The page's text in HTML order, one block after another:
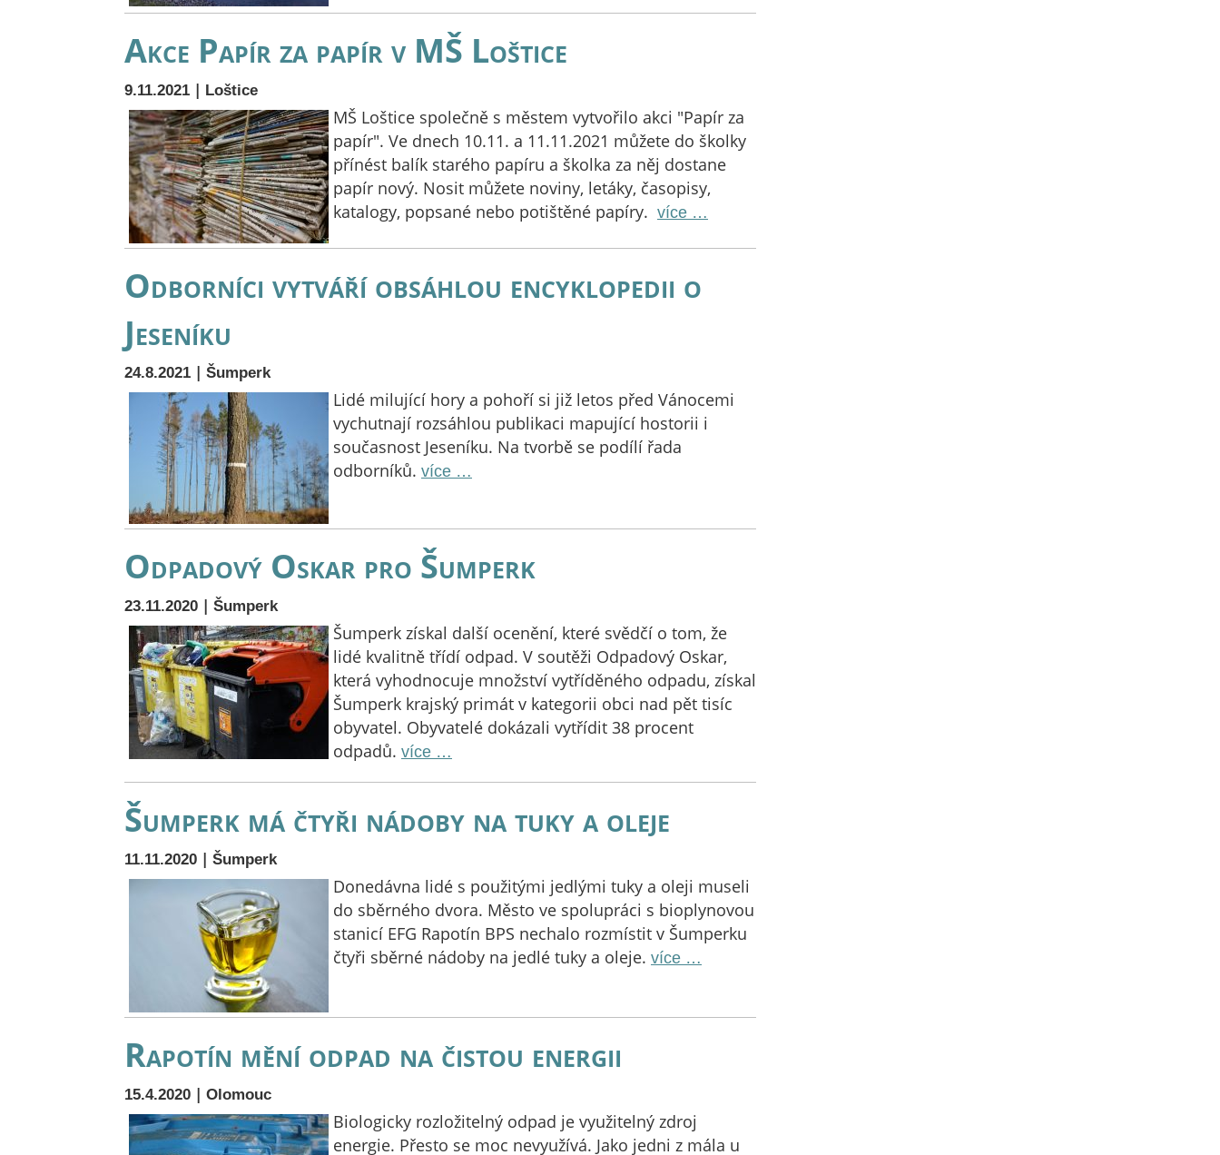
Akce Papír za papír v MŠ Loštice
9.11.2021 | Loštice
MŠ Loštice společně s městem vytvořilo akci "Papír za
papír". Ve dnech 10.11. a 11.11.2021 můžete do školky
přínést balík starého papíru a školka za něj dostane
papír nový. Nosit můžete noviny, letáky, časopisy,
katalogy, popsané nebo potištěné papíry. více …
Odborníci vytváří obsáhlou encyklopedii o
Jeseníku
24.8.2021 | Šumperk
Lidé milující hory a pohoří si již letos před Vánocemi
vychutnají rozsáhlou publikaci mapující hostorii i
současnost Jeseníku. Na tvorbě se podílí řada
odborníků. více …
Odpadový Oskar pro Šumperk
23.11.2020 | Šumperk
Šumperk získal další ocenění, které svědčí o tom, že
lidé kvalitně třídí odpad. V soutěži Odpadový Oskar,
která vyhodnocuje množství vytříděného odpadu, získal
Šumperk krajský primát v kategorii obci nad pět tisíc
obyvatel. Obyvatelé dokázali vytřídit 38 procent
odpadů. více …
Šumperk má čtyři nádoby na tuky a oleje
11.11.2020 | Šumperk
Donedávna lidé s použitými jedlými tuky a oleji museli
do sběrného dvora. Město ve spolupráci s bioplynovou
stanicí EFG Rapotín BPS nechalo rozmístit v Šumperku
čtyři sběrné nádoby na jedlé tuky a oleje. více …
Rapotín mění odpad na čistou energii
15.4.2020 | Olomouc
Biologicky rozložitelný odpad je využitelný zdroj
energie. Přesto se moc nevyužívá. Jako jedni z mála u